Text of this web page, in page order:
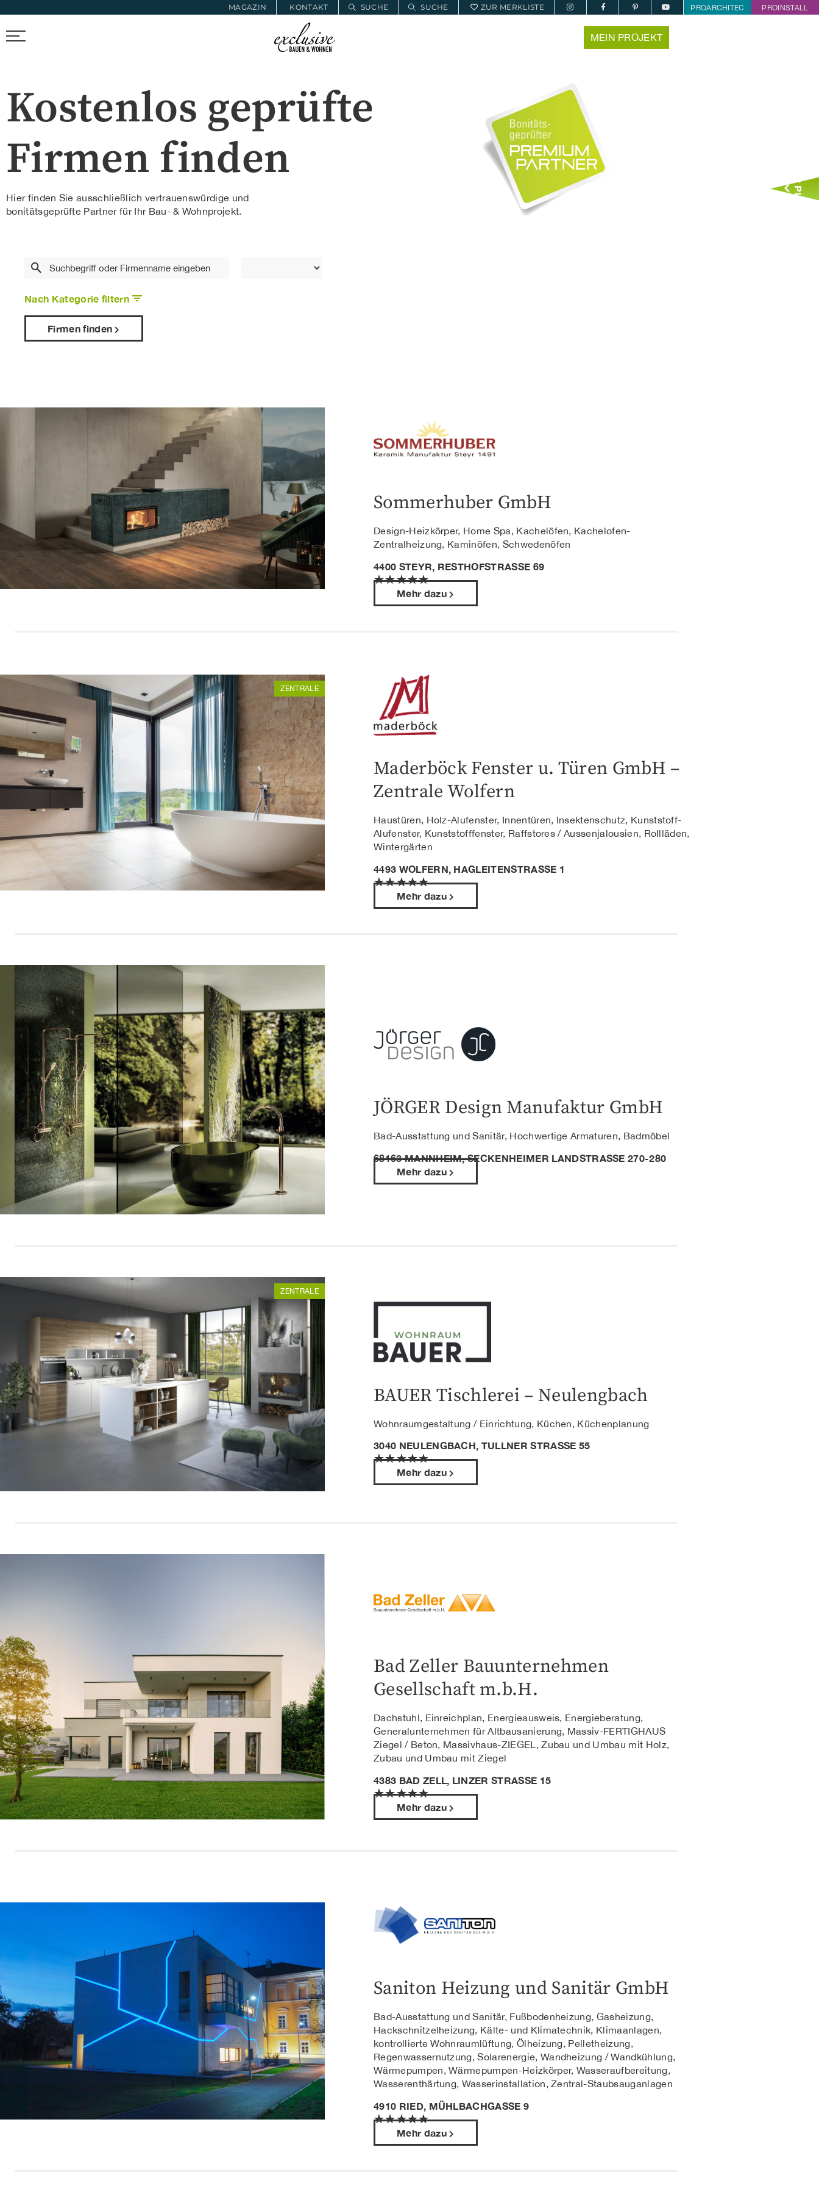
MAGAZIN KONTAKT SUCHE SUCHE ZUR MERKLISTE PROARCHITEC PROINSTALL
FIRMEN FINDEN BAUWOHNSERVICE
MEIN PROJEKT
Kostenlos geprüfte
Firmen finden
Hier finden Sie ausschließlich vertrauenswürdige und
bonitätsgeprüfte Partner für Ihr Bau- & Wohnprojekt.
Nach Kategorie filtern
Firmen finden
Sommerhuber GmbH
Design-Heizkörper, Home Spa, Kachelöfen, Kachelofen-
Zentralheizung, Kaminöfen, Schwedenöfen
4400 STEYR, RESTHOFSTRASSE 69
★★★★★
Mehr dazu
ZENTRALE
Maderböck Fenster u. Türen GmbH –
Zentrale Wolfern
Haustüren, Holz-Alufenster, Innentüren, Insektenschutz, Kunststoff-
Alufenster, Kunststofffenster, Raffstores / Aussenjalousien, Rollläden,
Wintergärten
4493 WOLFERN, HAGLEITENSTRASSE 1
★★★★★
Mehr dazu
JÖRGER Design Manufaktur GmbH
Bad-Ausstattung und Sanitär, Hochwertige Armaturen, Badmöbel
68163 MANNHEIM, SECKENHEIMER LANDSTRASSE 270-280
Mehr dazu
ZENTRALE
BAUER Tischlerei – Neulengbach
Wohnraumgestaltung / Einrichtung, Küchen, Küchenplanung
3040 NEULENGBACH, TULLNER STRASSE 55
★★★★★
Mehr dazu
Bad Zeller Bauunternehmen
Gesellschaft m.b.H.
Dachstuhl, Einreichplan, Energieausweis, Energieberatung,
Generalunternehmen für Altbausanierung, Massiv-FERTIGHAUS
Ziegel / Beton, Massivhaus-ZIEGEL, Zubau und Umbau mit Holz,
Zubau und Umbau mit Ziegel
4383 BAD ZELL, LINZER STRASSE 15
★★★★★
Mehr dazu
Saniton Heizung und Sanitär GmbH
Bad-Ausstattung und Sanitär, Fußbodenheizung, Gasheizung,
Hackschnitzelheizung, Kälte- und Klimatechnik, Klimaanlagen,
kontrollierte Wohnraumlüftung, Ölheizung, Pelletheizung,
Regenwassernutzung, Solarenergie, Wandheizung / Wandkühlung,
Wärmepumpen, Wärmepumpen-Heizkörper, Wasseraufbereitung,
Wasserenthärtung, Wasserinstallation, Zentral-Staubsauganlagen
4910 RIED, MÜHLBACHGASSE 9
★★★★★
Mehr dazu
Jetzt Planen